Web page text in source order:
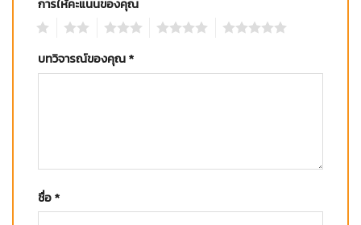
การให้คะแนนของคุณ
บทวิจารณ์ของคุณ*
ชื่อ*